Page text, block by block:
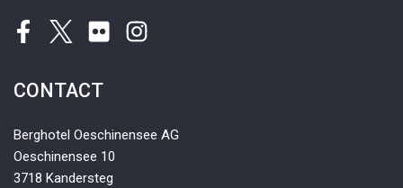
FacebookTwitterFlickr Instagram
CONTACT
Berghotel Oeschinensee AG
Oeschinensee 10
3718 Kandersteg